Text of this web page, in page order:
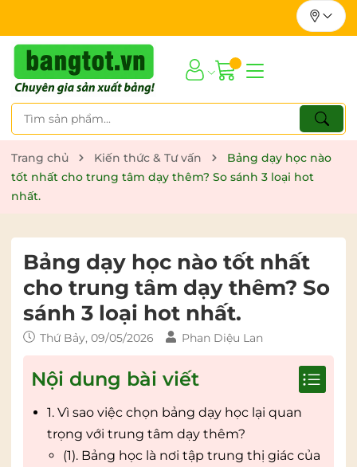
Trang chủ Kiến thức & Tư vấn
Bảng dạy học nào
tốt nhất cho trung tâm dạy thêm? So sánh 3 loại hot
nhất.
Bảng dạy học nào tốt nhất
cho trung tâm dạy thêm? So
sánh 3 loại hot nhất.
Thứ Bảy, 09/05/2026 Phan Diệu Lan
Nội dung bài viết
1. Vì sao việc chọn bảng dạy học lại quan
trọng với trung tâm dạy thêm?
(1). Bảng học là nơi tập trung thị giác của